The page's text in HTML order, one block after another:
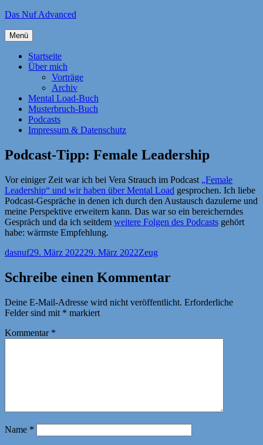
Zum
springen
Das Nuf Advanced
Menü
Startseite
Über mich
Vorträge
Archiv
Mental Load-Buch
Musterbruch-Buch
Podcasts
Impressum & Datenschutz
Podcast-Tipp: Female Leadership
Vor einiger Zeit war ich bei Vera Strauch im Podcast „Female
Leadership“ und wir haben über Mental Load gesprochen. Ich liebe
Podcast-Gespräche in denen ich durch den Austausch dazulerne und
meine Perspektive erweitern kann. Das war so ein bereicherndes
Gespräch und da ich seitdem weitere Folgen des Podcasts gehört
habe: wärmste Empfehlung.
Autor
dasnufVeröffentlicht
29. März 202229. März 2022Kategorien
Zeug
Schreibe einen Kommentar
Deine E-Mail-Adresse wird nicht veröffentlicht. Erforderliche
Felder sind mit * markiert
Kommentar *
Name *